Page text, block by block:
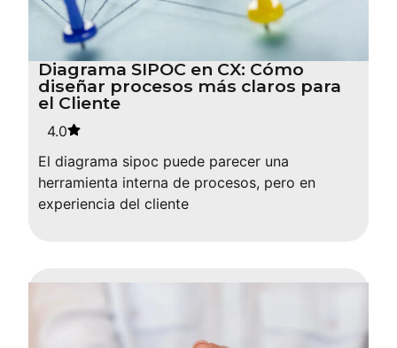
Diagrama SIPOC en CX: Cómo
diseñar procesos más claros para
el Cliente
4.0
El diagrama sipoc puede parecer una
herramienta interna de procesos, pero en
experiencia del cliente